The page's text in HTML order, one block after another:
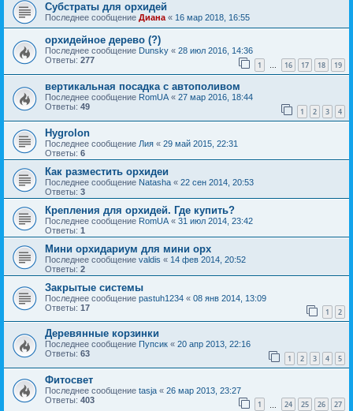
Субстраты для орхидей
Последнее сообщение Диана « 16 мар 2018, 16:55
орхидейное дерево (?)
Последнее сообщение Dunsky « 28 июл 2016, 14:36
Ответы: 277 1 … 16 17 18 19
вертикальная посадка с автополивом
Последнее сообщение RomUA « 27 мар 2016, 18:44
Ответы: 49 1 2 3 4
Hygrolon
Последнее сообщение Лия « 29 май 2015, 22:31
Ответы: 6
Как разместить орхидеи
Последнее сообщение Natasha « 22 сен 2014, 20:53
Ответы: 3
Крепления для орхидей. Где купить?
Последнее сообщение RomUA « 31 июл 2014, 23:42
Ответы: 1
Мини орхидариум для мини орх
Последнее сообщение valdis « 14 фев 2014, 20:52
Ответы: 2
Закрытые системы
Последнее сообщение pastuh1234 « 08 янв 2014, 13:09
Ответы: 17 1 2
Деревянные корзинки
Последнее сообщение Пупсик « 20 апр 2013, 22:16
Ответы: 63 1 2 3 4 5
Фитосвет
Последнее сообщение tasja « 26 мар 2013, 23:27
Ответы: 403 1 24 25 26 27